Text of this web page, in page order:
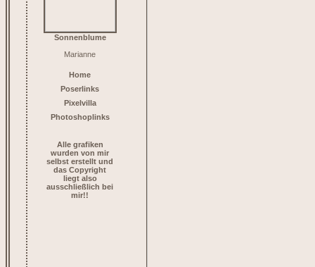
Sonnenblume
Marianne
Home
Poserlinks
Pixelvilla
Photoshoplinks
Alle grafiken
wurden von mir
selbst erstellt und
das Copyright
liegt also
ausschließlich bei
mir!!